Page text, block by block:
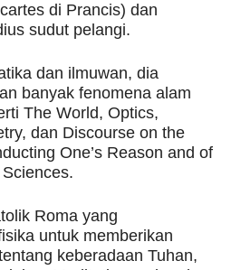
di Prancis) dan
sudut pelangi.
dan ilmuwan, dia
banyak fenomena alam
The World, Optics,
dan Discourse on the
One’s Reason and of
Roma yang
untuk memberikan
keberadaan Tuhan,